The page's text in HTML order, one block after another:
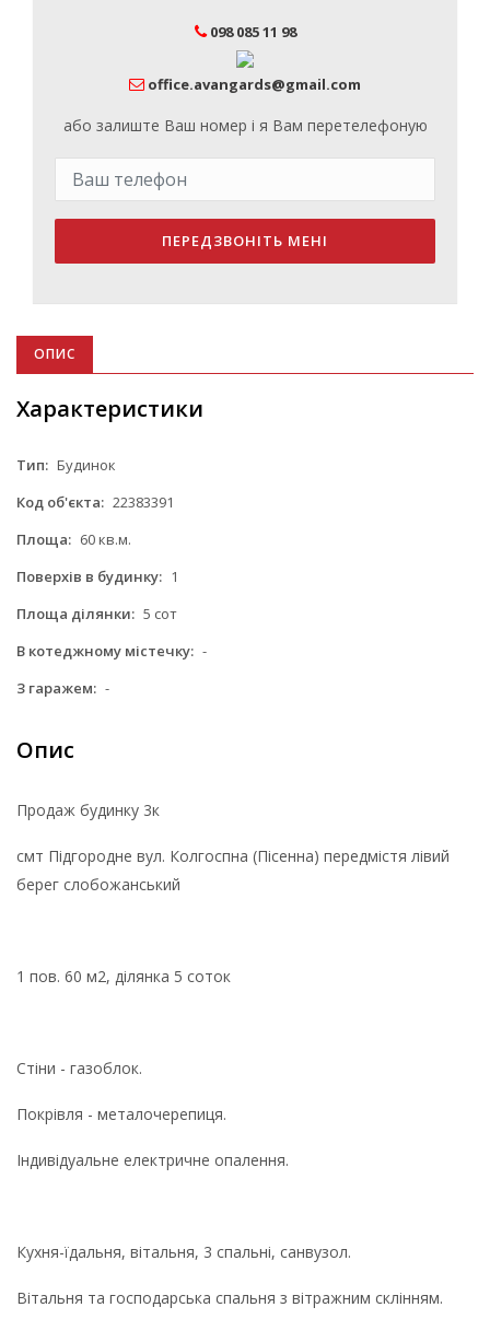
098 085 11 98
office.avangards@gmail.com
або залиште Ваш номер і я Вам перетелефоную
ПЕРЕДЗВОНІТЬ МЕНІ
ОПИС
Характеристики
Тип: Будинок
Код об'єкта: 22383391
Площа: 60 кв.м.
Поверхів в будинку: 1
Площа ділянки: 5 сот
В котеджному містечку: -
З гаражем: -
Опис
Продаж будинку 3к
смт Підгородне вул. Колгоспна (Пісенна) передмістя лівий
берег слобожанський
1 пов. 60 м2, ділянка 5 соток
Стіни - газоблок.
Покрівля - металочерепиця.
Індивідуальне електричне опалення.
Кухня-їдальня, вітальня, 3 спальні, санвузол.
Вітальня та господарська спальня з вітражним склінням.